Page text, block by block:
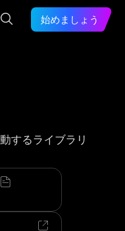
始めましょう
するライブラリ